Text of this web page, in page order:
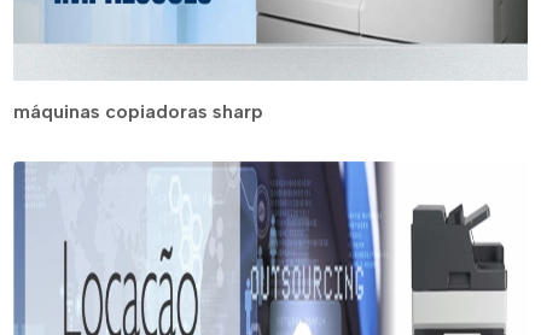
máquinas copiadoras sharp